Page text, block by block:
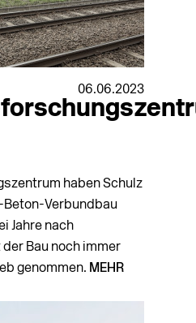
06.06.2023
haben Schulz
Beton-Verbundbau
Jahre nach
Bau noch immer
genommen. MEHR